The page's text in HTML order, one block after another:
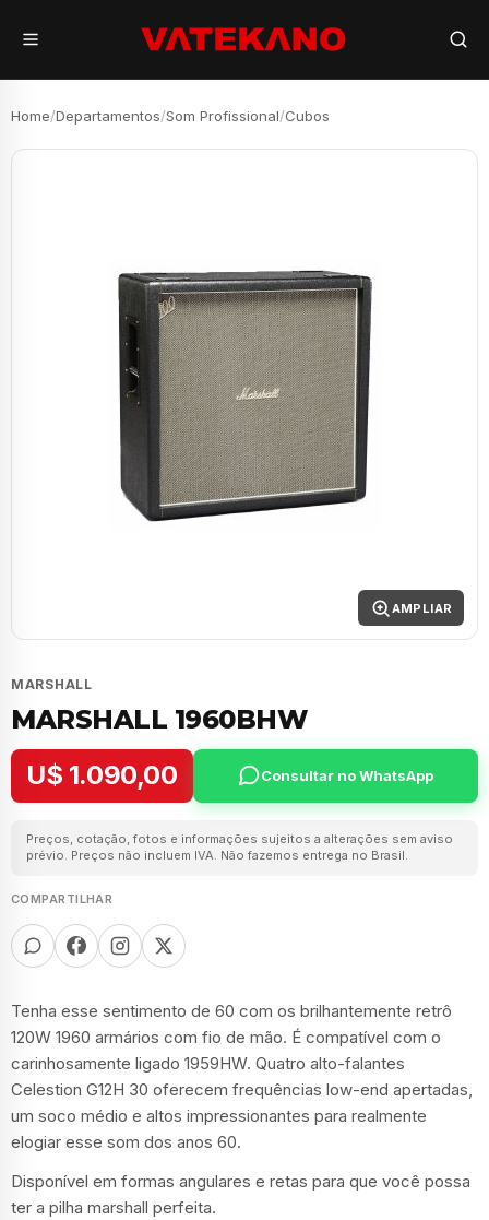
Home/Departamentos/Som Profissional/Cubos
AMPLIAR
MARSHALL
MARSHALL 1960BHW
U$ 1.090,00
Consultar no WhatsApp
Preços, cotação, fotos e informações sujeitos a alterações sem aviso
prévio. Preços não incluem IVA. Não fazemos entrega no Brasil.
COMPARTILHAR
Tenha esse sentimento de 60 com os brilhantemente retrô
120W 1960 armários com fio de mão. É compatível com o
carinhosamente ligado 1959HW. Quatro alto-falantes
Celestion G12H 30 oferecem frequências low-end apertadas,
um soco médio e altos impressionantes para realmente
elogiar esse som dos anos 60.
Disponível em formas angulares e retas para que você possa
ter a pilha marshall perfeita.